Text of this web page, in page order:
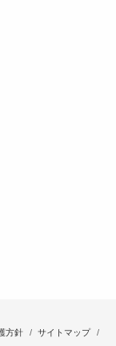
方針
サイトマップ